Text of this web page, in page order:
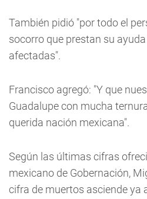
También pidió "por todo el
socorro que prestan su
afectadas".
Francisco agregó: "Y que
Guadalupe con mucha
querida nación mexicana".
Según las últimas cifras
mexicano de Gobernación,
cifra de muertos asciende ya